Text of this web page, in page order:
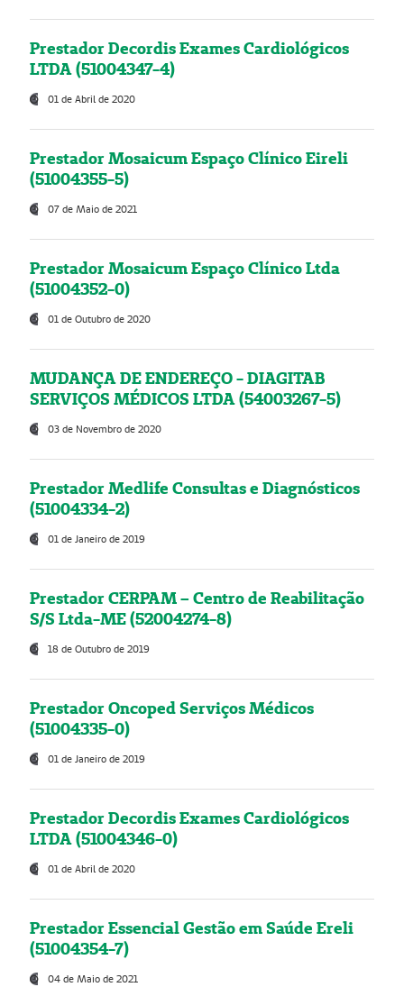
Prestador Decordis Exames Cardiológicos
LTDA (51004347-4)
01 de Abril de 2020
Prestador Mosaicum Espaço Clínico Eireli
(51004355-5)
07 de Maio de 2021
Prestador Mosaicum Espaço Clínico Ltda
(51004352-0)
01 de Outubro de 2020
MUDANÇA DE ENDEREÇO - DIAGITAB
SERVIÇOS MÉDICOS LTDA (54003267-5)
03 de Novembro de 2020
Prestador Medlife Consultas e Diagnósticos
(51004334-2)
01 de Janeiro de 2019
Prestador CERPAM – Centro de Reabilitação
S/S Ltda-ME (52004274-8)
18 de Outubro de 2019
Prestador Oncoped Serviços Médicos
(51004335-0)
01 de Janeiro de 2019
Prestador Decordis Exames Cardiológicos
LTDA (51004346-0)
01 de Abril de 2020
Prestador Essencial Gestão em Saúde Ereli
(51004354-7)
04 de Maio de 2021